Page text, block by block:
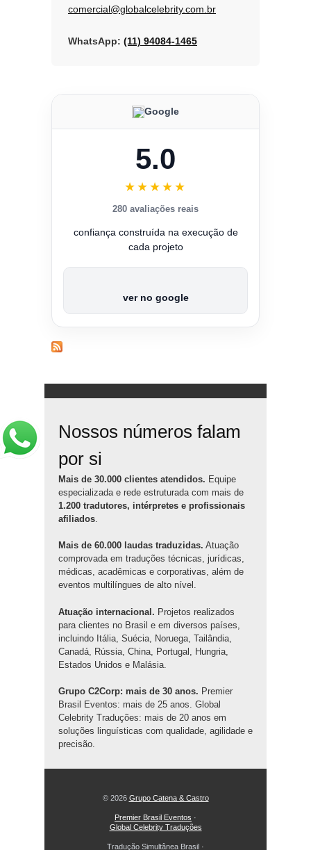
comercial@globalcelebrity.com.br
WhatsApp: (11) 94084-1465
Google
5.0
★★★★★
280 avaliações reais
confiança construída na execução de
cada projeto
ver no google
Nossos números falam
por si
Mais de 30.000 clientes atendidos. Equipe
especializada e rede estruturada com mais de
1.200 tradutores, intérpretes e profissionais
afiliados
Mais de 60.000 laudas traduzidas. Atuação
comprovada em traduções técnicas, jurídicas,
médicas, acadêmicas e corporativas, além de
eventos multilíngues de alto nível.
Atuação internacional. Projetos realizados
para clientes no Brasil e em diversos países,
incluindo Itália, Suécia, Noruega, Tailândia,
Canadá, Rússia, China, Portugal, Hungria,
Estados Unidos e Malásia.
Grupo C2Corp: mais de 30 anos. Premier
Brasil Eventos: mais de 25 anos. Global
Celebrity Traduções: mais de 20 anos em
soluções linguísticas com qualidade, agilidade e
precisão.
© 2026 Grupo Catena & Castro
Premier Brasil Eventos ·
Global Celebrity Traduções
Tradução Simultânea Brasil ·